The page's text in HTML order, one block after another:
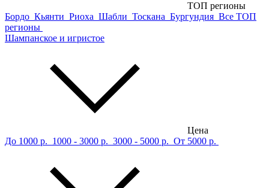
ТОП регионы
Бордо Кьянти Риоха Шабли Тоскана Бургундия Все ТОП
регионы
Шампанское и игристое
Цена
До 1000 р. 1000 - 3000 р. 3000 - 5000 р. От 5000 р.